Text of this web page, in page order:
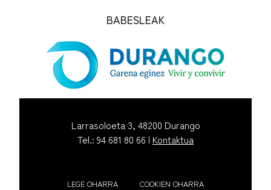
BABESLEAK
Larrasoloeta 3, 48200 Durango
Tel.: 94 681 80 66 | Kontaktua
LEGE OHARRA COOKIEN OHARRA